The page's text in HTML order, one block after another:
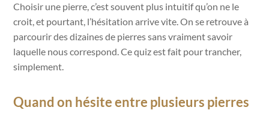
Choisir une pierre, c’est souvent plus intuitif qu’on ne le
croit, et pourtant, l’hésitation arrive vite. On se retrouve à
parcourir des dizaines de pierres sans vraiment savoir
laquelle nous correspond. Ce quiz est fait pour trancher,
simplement.
Quand on hésite entre plusieurs pierres